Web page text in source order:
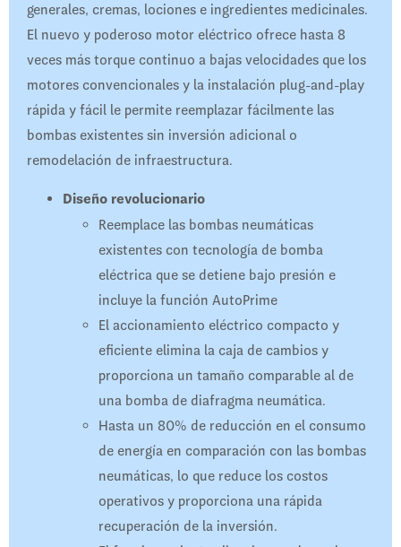
generales, cremas, lociones e ingredientes medicinales.
El nuevo y poderoso motor eléctrico ofrece hasta 8
veces más torque continuo a bajas velocidades que los
motores convencionales y la instalación plug-and-play
rápida y fácil le permite reemplazar fácilmente las
bombas existentes sin inversión adicional o
remodelación de infraestructura.
Diseño revolucionario
Reemplace las bombas neumáticas
existentes con tecnología de bomba
eléctrica que se detiene bajo presión e
incluye la función AutoPrime
El accionamiento eléctrico compacto y
eficiente elimina la caja de cambios y
proporciona un tamaño comparable al de
una bomba de diafragma neumática.
Hasta un 80% de reducción en el consumo
de energía en comparación con las bombas
neumáticas, lo que reduce los costos
operativos y proporciona una rápida
recuperación de la inversión.